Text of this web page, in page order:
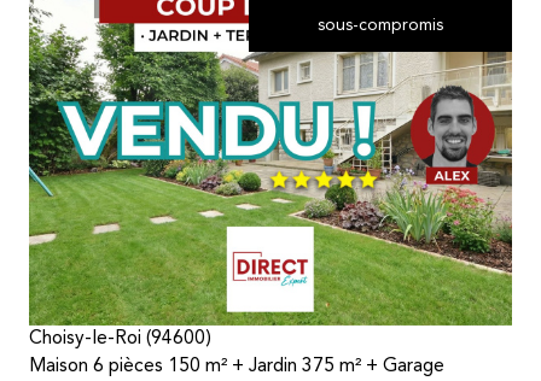
sous-compromis
voir le bien
Choisy-le-Roi (94600)
Maison 6 pièces 150 m² + Jardin 375 m² + Garage